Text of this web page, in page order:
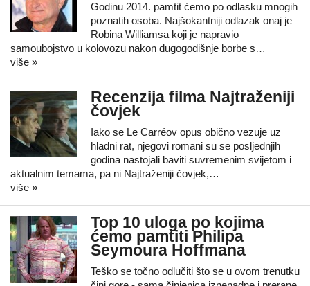
Godinu 2014. pamtit ćemo po odlasku mnogih
poznatih osoba. Najšokantniji odlazak onaj je
Robina Williamsa koji je napravio
samoubojstvo u kolovozu nakon dugogodišnje borbe s…
više »
Recenzija filma Najtraženiji
čovjek
Iako se Le Carréov opus obično vezuje uz
hladni rat, njegovi romani su se posljednjih
godina nastojali baviti suvremenim svijetom i
aktualnim temama, pa ni Najtraženiji čovjek,…
više »
Top 10 uloga po kojima
ćemo pamtiti Philipa
Seymoura Hoffmana
Teško se točno odlučiti što se u ovom trenutku